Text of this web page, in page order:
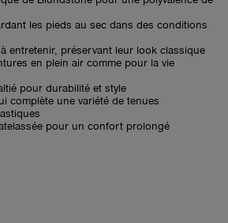
les pieds au sec dans des conditions
entretenir, préservant leur look classique
en plein air comme pour la vie
pour durabilité et style
complète une variété de tenues
pour un confort prolongé